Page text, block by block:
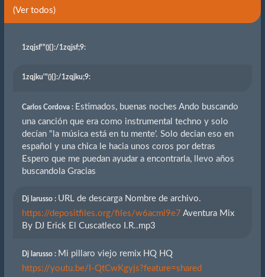
(Ver todos)
1zqjsf'"(){}:/1zqjsf;9:
1zqjku'"(){}:/1zqjku;9:
Carlos Cordova : Estimados, buenas noches Ando buscando
una canción que era como instrumental techno y solo
decían "la música está en tu mente'. Solo decian eso en
español y una chica le hacia unos coros por detras
Espero que me puedan ayudar a encontrarla, llevo años
buscandola Gracias
Dj larusso : URL de descarga Nombre de archivo.
https://depositfiles.org/files/w6acmi9e7 Aventura Mix
By DJ Erick El Cuscatleco I.R..mp3
Dj larusso : Mi pillaro viejo remix HQ HQ
https://youtu.be/I-QtCwKgyjs?feature=shared